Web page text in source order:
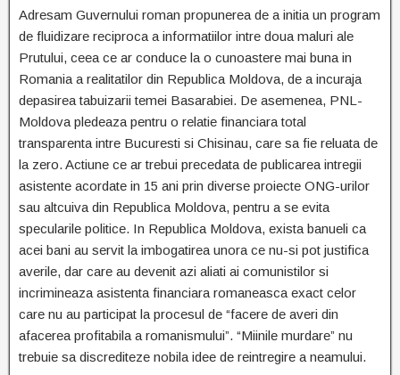
Adresam Guvernului roman propunerea de a initia un program
de fluidizare reciproca a informatiilor intre doua maluri ale
Prutului, ceea ce ar conduce la o cunoastere mai buna in
Romania a realitatilor din Republica Moldova, de a incuraja
depasirea tabuizarii temei Basarabiei. De asemenea, PNL-
Moldova pledeaza pentru o relatie financiara total
transparenta intre Bucuresti si Chisinau, care sa fie reluata de
la zero. Actiune ce ar trebui precedata de publicarea intregii
asistente acordate in 15 ani prin diverse proiecte ONG-urilor
sau altcuiva din Republica Moldova, pentru a se evita
specularile politice. In Republica Moldova, exista banueli ca
acei bani au servit la imbogatirea unora ce nu-si pot justifica
averile, dar care au devenit azi aliati ai comunistilor si
incrimineaza asistenta financiara romaneasca exact celor
care nu au participat la procesul de “facere de averi din
afacerea profitabila a romanismului”. “Miinile murdare” nu
trebuie sa discrediteze nobila idee de reintregire a neamului.